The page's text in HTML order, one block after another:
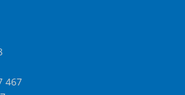
467